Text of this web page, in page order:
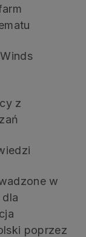
z
w
poprzez